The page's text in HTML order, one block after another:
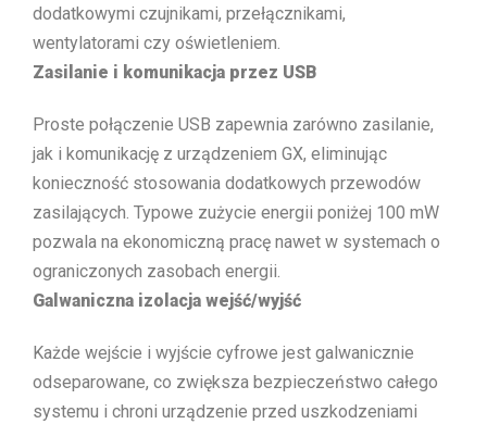
dodatkowymi czujnikami, przełącznikami,
wentylatorami czy oświetleniem.
Zasilanie i komunikacja przez USB
Proste połączenie USB zapewnia zarówno zasilanie,
jak i komunikację z urządzeniem GX, eliminując
konieczność stosowania dodatkowych przewodów
zasilających. Typowe zużycie energii poniżej 100 mW
pozwala na ekonomiczną pracę nawet w systemach o
ograniczonych zasobach energii.
Galwaniczna izolacja wejść/wyjść
Każde wejście i wyjście cyfrowe jest galwanicznie
odseparowane, co zwiększa bezpieczeństwo całego
systemu i chroni urządzenie przed uszkodzeniami